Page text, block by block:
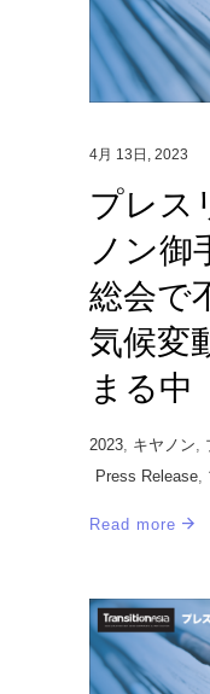
4月 13日, 2023
プレス
ノン御
総会で
気候変
まる中
2023, キヤノン,
Press Release,
Read more